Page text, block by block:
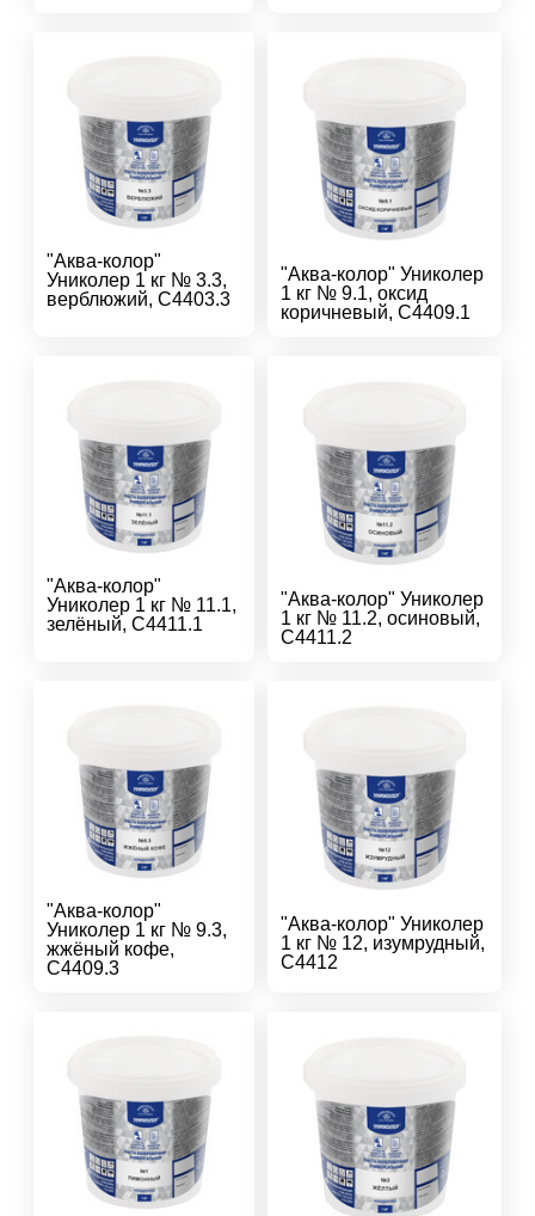
"Аква-колор"
Униколер 1 кг № 3.3,
верблюжий, С4403.3
"Аква-колор" Униколер
1 кг № 9.1, оксид
коричневый, С4409.1
"Аква-колор"
Униколер 1 кг № 11.1,
зелёный, С4411.1
"Аква-колор" Униколер
1 кг № 11.2, осиновый,
С4411.2
"Аква-колор"
Униколер 1 кг № 9.3,
жжёный кофе,
С4409.3
"Аква-колор" Униколер
1 кг № 12, изумрудный,
С4412